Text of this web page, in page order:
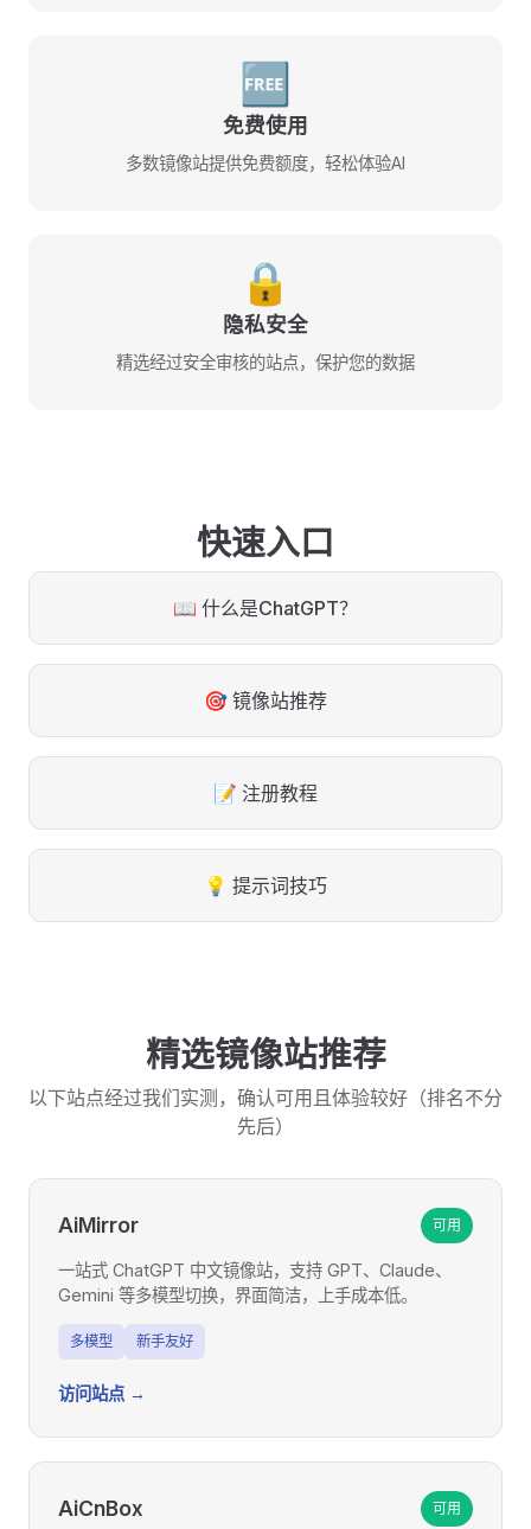
🆓
免费使用
多数镜像站提供免费额度，轻松体验AI
🔒
隐私安全
精选经过安全审核的站点，保护您的数据
快速入口
📖 什么是ChatGPT？
🎯 镜像站推荐
📝 注册教程
💡 提示词技巧
精选镜像站推荐
以下站点经过我们实测，确认可用且体验较好（排名不分
先后）
AiMirror 可用
一站式 ChatGPT 中文镜像站，支持 GPT、Claude、
Gemini 等多模型切换，界面简洁，上手成本低。
多模型 新手友好
访问站点 →
AiCnBox 可用